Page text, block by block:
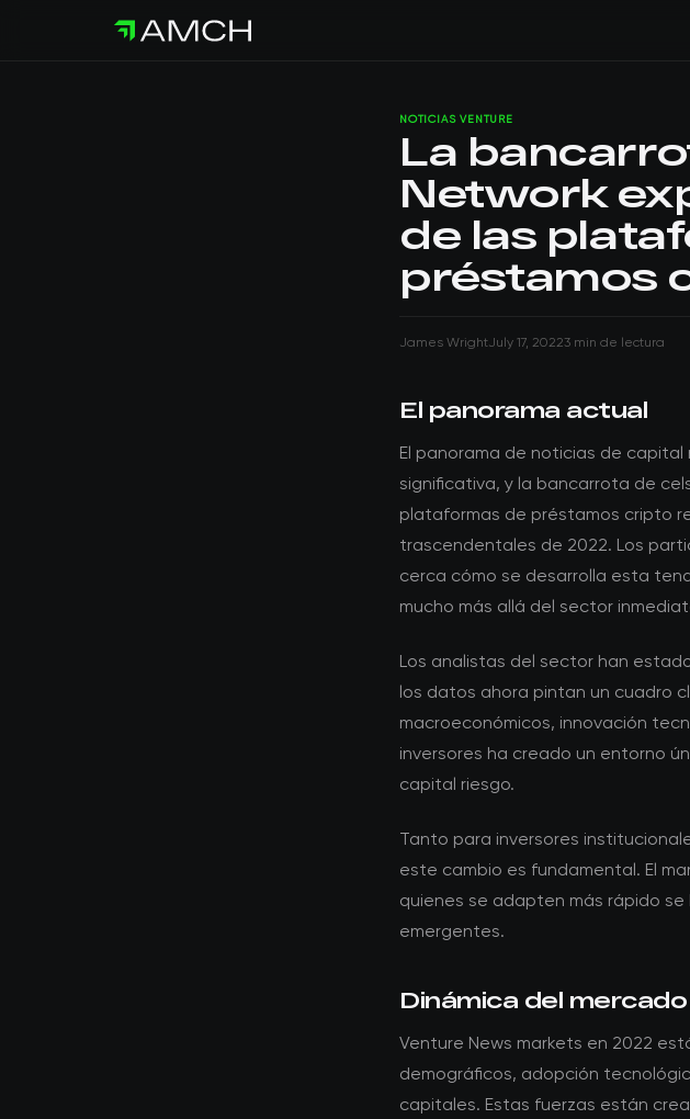
NOTICIAS VENTURE
La
Network
de las
préstamos
James WrightJuly 17, 20223 min de lectura
El panorama actual
El panorama de noticias de
significativa, y la bancarrota de
plataformas de préstamos cripto
trascendentales de 2022. Los
cerca cómo se desarrolla esta
mucho más allá del sector
Los analistas del sector han
los datos ahora pintan un cuadro
macroeconómicos, innovación
inversores ha creado un entorno
capital riesgo.
Tanto para inversores
este cambio es fundamental. El
quienes se adapten más rápido
emergentes.
Dinámica del
Venture News markets en 2022
demográficos, adopción
capitales. Estas fuerzas están